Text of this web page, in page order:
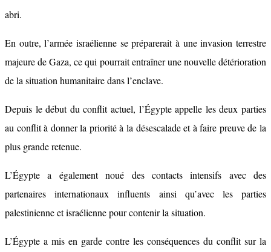
abri.
En outre, l’armée israélienne se préparerait à une invasion terrestre
majeure de Gaza, ce qui pourrait entraîner une nouvelle détérioration
de la situation humanitaire dans l’enclave.
Depuis le début du conflit actuel, l’Égypte appelle les deux parties
au conflit à donner la priorité à la désescalade et à faire preuve de la
plus grande retenue.
L’Égypte a également noué des contacts intensifs avec des
partenaires internationaux influents ainsi qu’avec les parties
palestinienne et israélienne pour contenir la situation.
L’Égypte a mis en garde contre les conséquences du conflit sur la